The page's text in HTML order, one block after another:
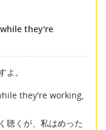
they're
。
they're working,
聴くが、私はめった